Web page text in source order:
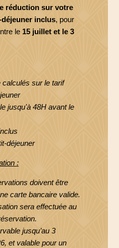
réduction sur votre
déjeuner inclus, pour
le 15 juillet et le 3
calculés sur le tarif
jusqu'à 48H avant le
déjeuner
:
doivent être
carte bancaire valide.
sera effectuée au
jusqu’au 3
et valable pour un